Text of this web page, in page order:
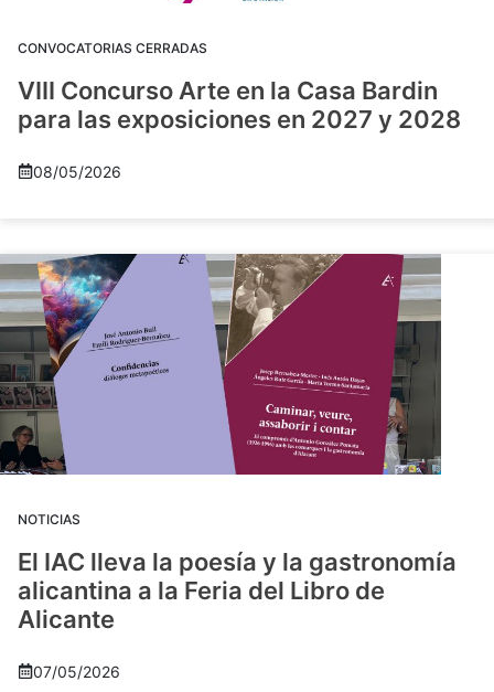
CONVOCATORIAS CERRADAS
VIII Concurso Arte en la Casa Bardin
para las exposiciones en 2027 y 2028
08/05/2026
NOTICIAS
El IAC lleva la poesía y la gastronomía
alicantina a la Feria del Libro de
Alicante
07/05/2026